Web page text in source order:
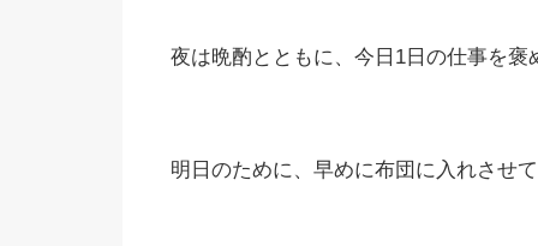
夜は晩酌とともに、今日1日の仕事を褒
明日のために、早めに布団に入れさせ